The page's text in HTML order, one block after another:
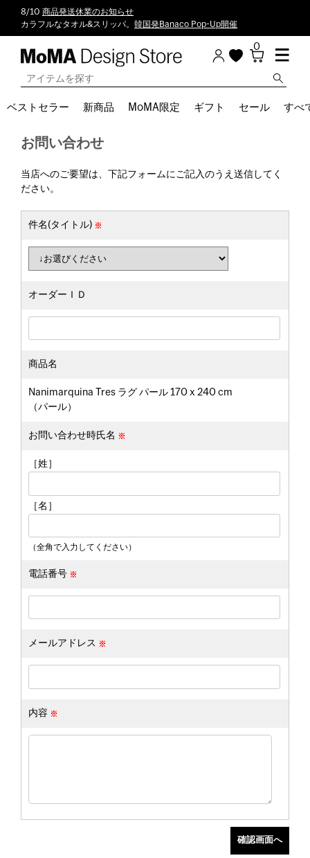
8/10 商品発送休業のお知らせ
カラフルなタオル&スリッパ。 韓国発Banaco Pop-Up開催
0
ベストセラー 新商品 MoMA限定 ギフト セール すべ
お問い合わせ
当店へのご要望は、下記フォームにご記入のうえ送信してく
ださい。
件名(タイトル)
オーダーＩＤ
商品名
Nanimarquina Tres ラグ パール 170 x 240 cm
（パール）
お問い合わせ時氏名
［姓］
［名］
（全角で入力してください）
電話番号
メールアドレス
内容